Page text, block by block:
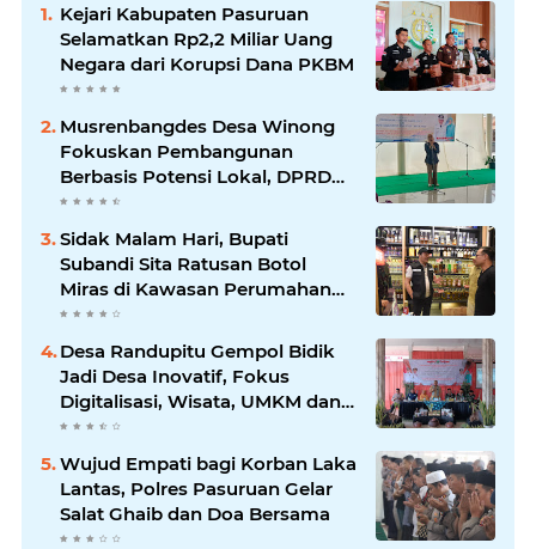
Kejari Kabupaten Pasuruan
Selamatkan Rp2,2 Miliar Uang
Negara dari Korupsi Dana PKBM
Musrenbangdes Desa Winong
Fokuskan Pembangunan
Berbasis Potensi Lokal, DPRD
Optimistis Meski Dihantam
Sidak Malam Hari, Bupati
Subandi Sita Ratusan Botol
Miras di Kawasan Perumahan
Sidoarjo
Desa Randupitu Gempol Bidik
Jadi Desa Inovatif, Fokus
Digitalisasi, Wisata, UMKM dan
Ketahanan Pangan
Wujud Empati bagi Korban Laka
Lantas, Polres Pasuruan Gelar
Salat Ghaib dan Doa Bersama